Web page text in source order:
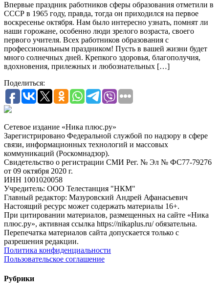
Впервые праздник работников сферы образования отметили в
СССР в 1965 году, правда, тогда он приходился на первое
воскресенье октября. Нам было интересно узнать, помнят ли
наши горожане, особенно люди зрелого возраста, своего
первого учителя. Всех работников образования с
профессиональным праздником! Пусть в вашей жизни будет
много солнечных дней. Крепкого здоровья, благополучия,
вдохновения, прилежных и любознательных […]
Поделиться:
Сетевое издание «Ника плюс.ру»
Зарегистрировано Федеральной службой по надзору в сфере
связи, информационных технологий и массовых
коммуникаций (Роскомнадзор).
Свидетельство о регистрации СМИ Рег. № Эл № ФС77-79276
от 09 октября 2020 г.
ИНН 1001020058
Учредитель: ООО Телестанция "НКМ"
Главный редактор: Мазуровский Андрей Афанасьевич
Настоящий ресурс может содержать материалы 16+.
При цитировании материалов, размещенных на сайте «Ника
плюс.ру», активная ссылка https://nikaplus.ru/ обязательна.
Перепечатка материалов сайта допускается только с
разрешения редакции.
Политика конфиденциальности
Пользовательское соглашение
Рубрики